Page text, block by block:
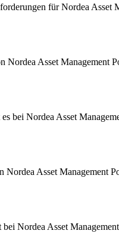
für Nordea Asset
Asset Management
bei Nordea Asset
Asset Management
Nordea Asset